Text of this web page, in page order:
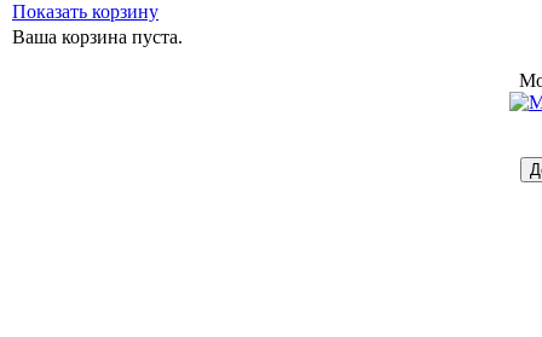
Показать корзину
Ваша корзина пуста.